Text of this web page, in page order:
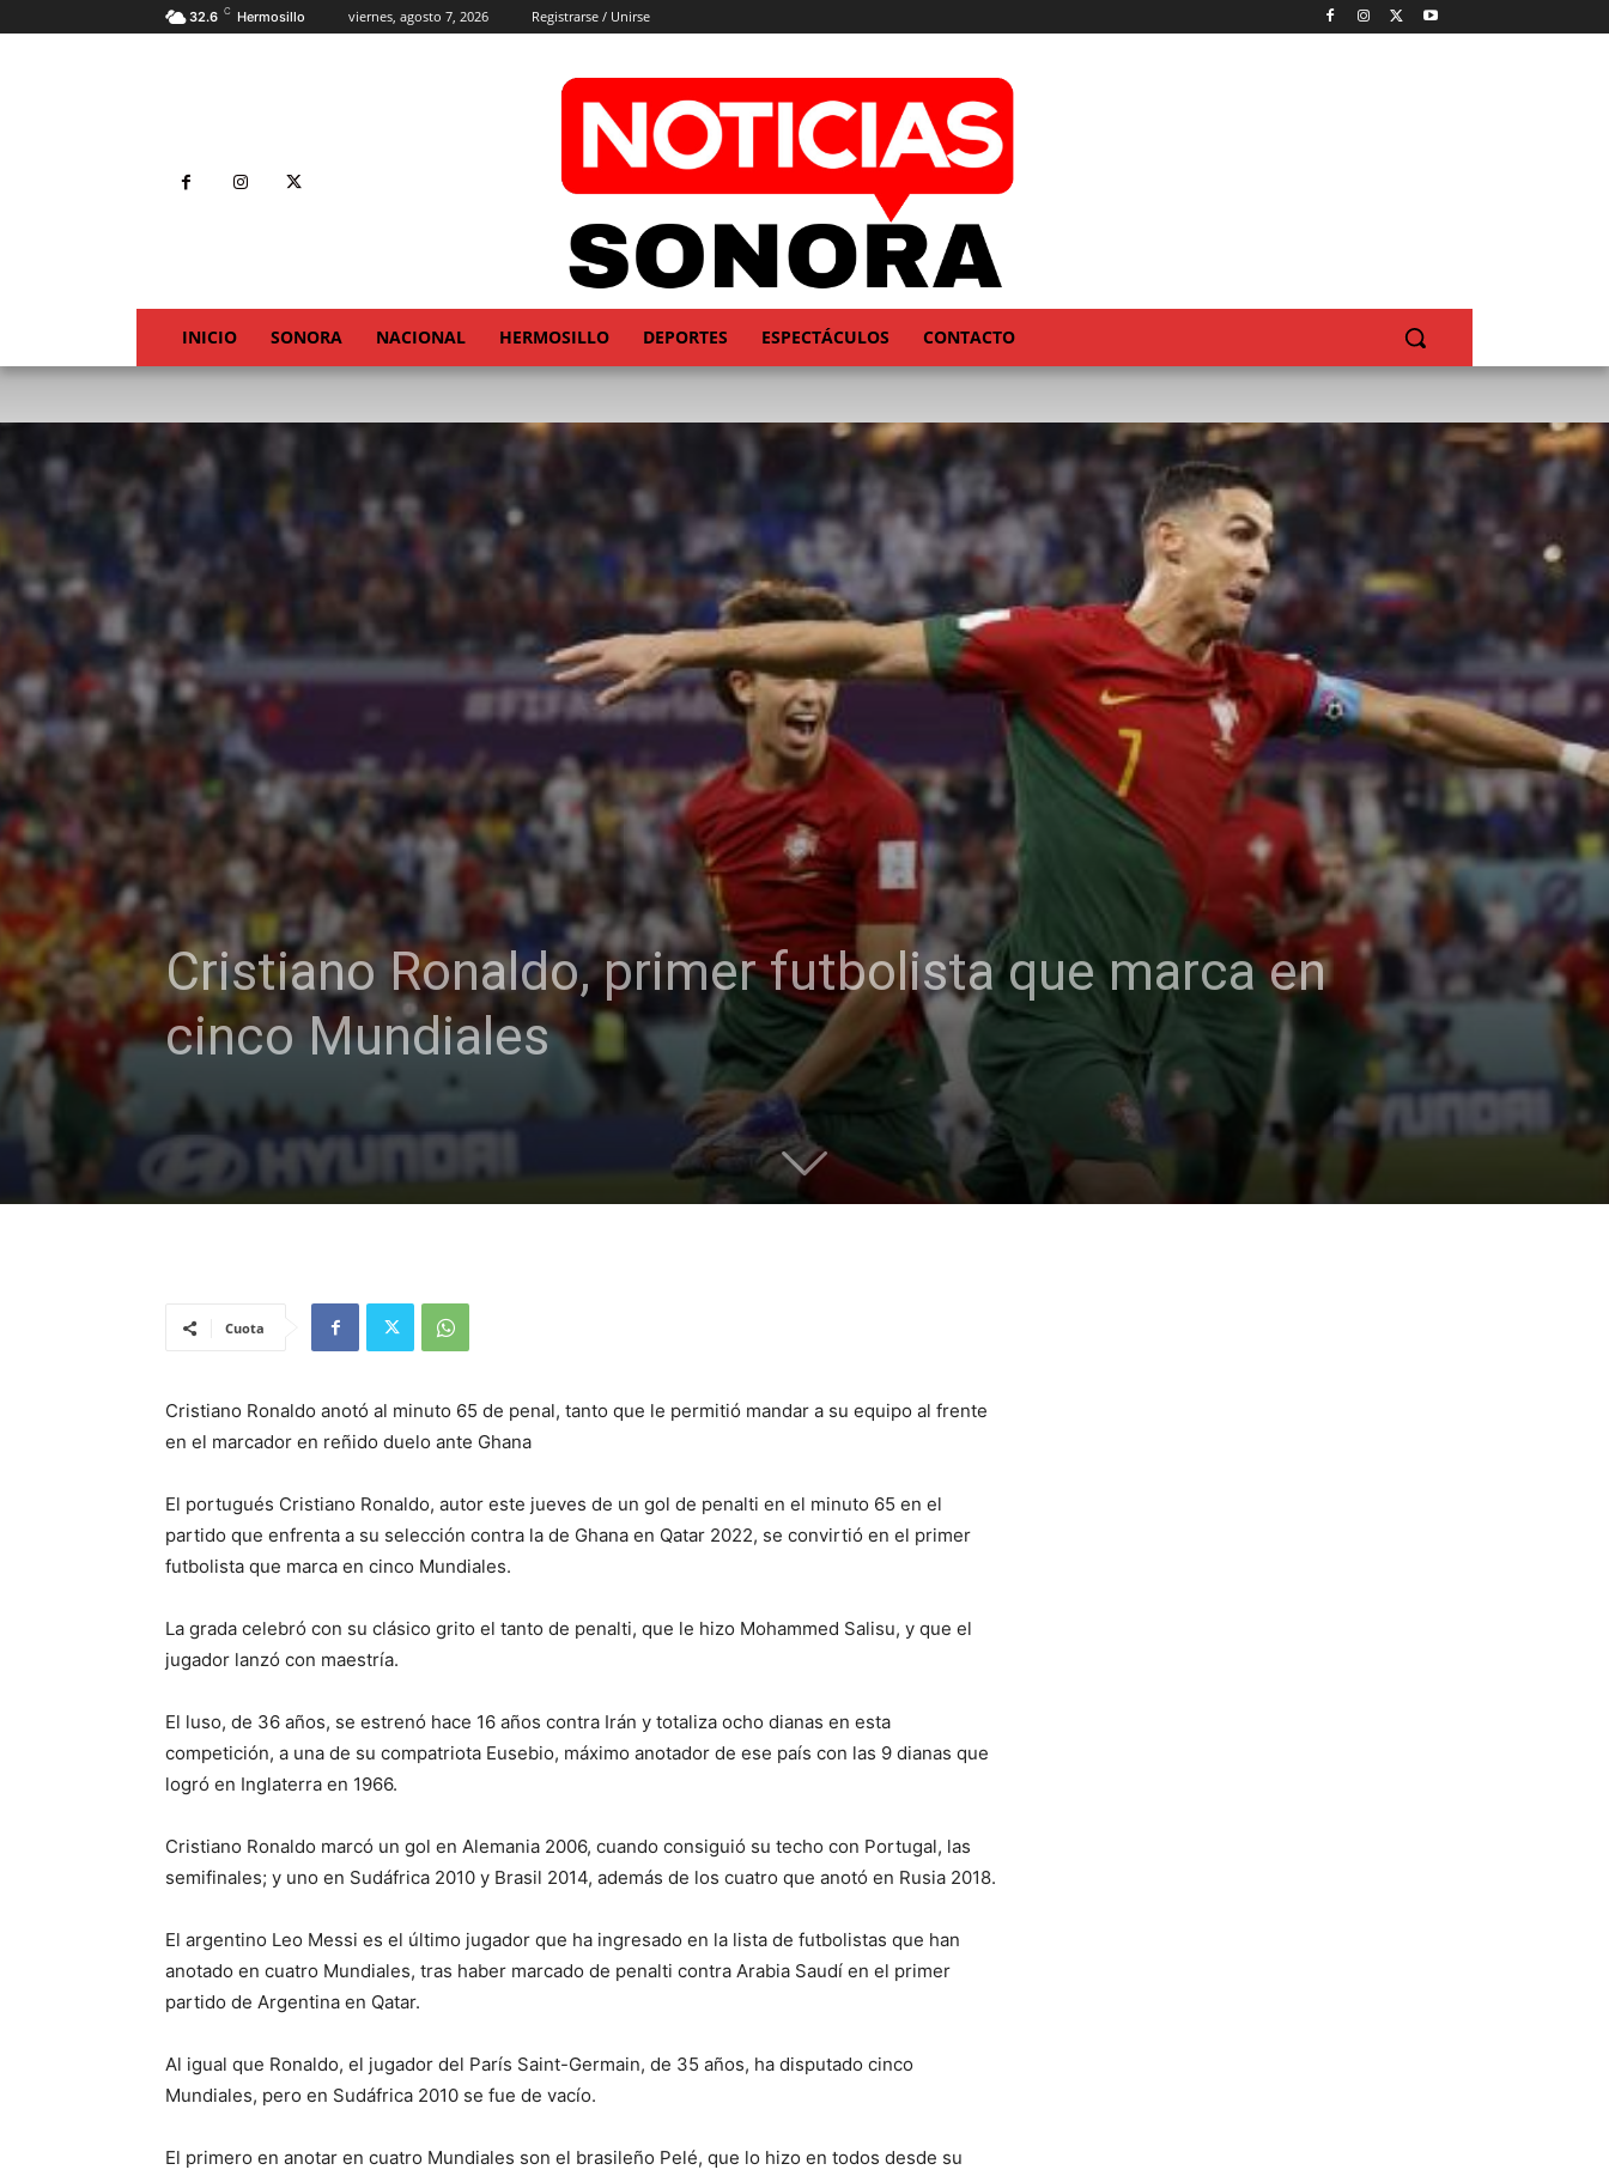
32.6 C Hermosillo viernes, agosto 7, 2026 Registrarse / Unirse
INICIO SONORA NACIONAL HERMOSILLO DEPORTES ESPECTÁCULOS CONTACTO
Cristiano Ronaldo, primer futbolista que marca en
cinco Mundiales
Cuota
Cristiano Ronaldo anotó al minuto 65 de penal, tanto que le permitió mandar a su equipo al frente
en el marcador en reñido duelo ante Ghana
El portugués Cristiano Ronaldo, autor este jueves de un gol de penalti en el minuto 65 en el
partido que enfrenta a su selección contra la de Ghana en Qatar 2022, se convirtió en el primer
futbolista que marca en cinco Mundiales.
La grada celebró con su clásico grito el tanto de penalti, que le hizo Mohammed Salisu, y que el
jugador lanzó con maestría.
El luso, de 36 años, se estrenó hace 16 años contra Irán y totaliza ocho dianas en esta
competición, a una de su compatriota Eusebio, máximo anotador de ese país con las 9 dianas que
logró en Inglaterra en 1966.
Cristiano Ronaldo marcó un gol en Alemania 2006, cuando consiguió su techo con Portugal, las
semifinales; y uno en Sudáfrica 2010 y Brasil 2014, además de los cuatro que anotó en Rusia 2018.
El argentino Leo Messi es el último jugador que ha ingresado en la lista de futbolistas que han
anotado en cuatro Mundiales, tras haber marcado de penalti contra Arabia Saudí en el primer
partido de Argentina en Qatar.
Al igual que Ronaldo, el jugador del París Saint-Germain, de 35 años, ha disputado cinco
Mundiales, pero en Sudáfrica 2010 se fue de vacío.
El primero en anotar en cuatro Mundiales son el brasileño Pelé, que lo hizo en todos desde su